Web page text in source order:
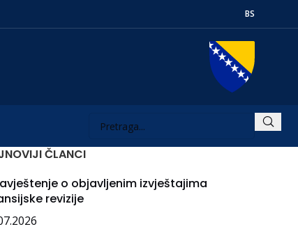
BS
ČLANCI
o objavljenim izvještajima
revizije